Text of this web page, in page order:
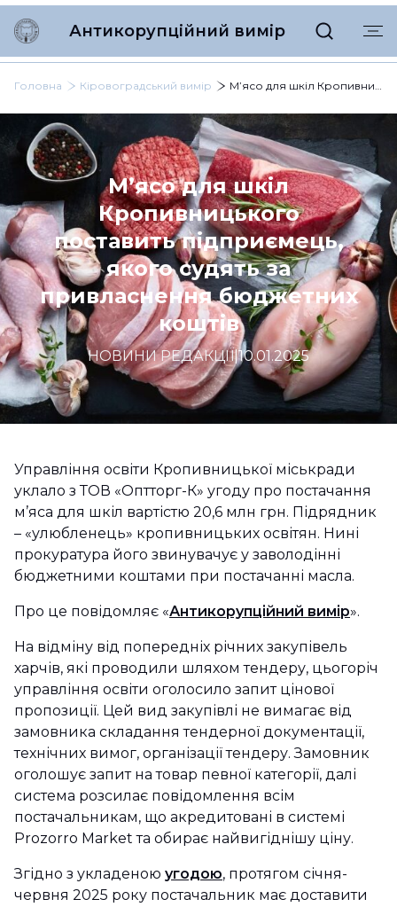
Антикорупційний вимір
Головна Кіровоградський вимір М’ясо для шкіл Кропивницького поставить підприємець, якого судять за привласнення бюджетних коштів
М’ясо для шкіл
Кропивницького
поставить підприємець,
якого судять за
привласнення бюджетних
коштів
НОВИНИ РЕДАКЦІЇ|10.01.2025
Управління освіти Кропивницької міськради
уклало з ТОВ «Оптторг-К» угоду про постачання
м’яса для шкіл вартістю 20,6 млн грн. Підрядник
– «улюбленець» кропивницьких освітян. Нині
прокуратура його звинувачує у заволодінні
бюджетними коштами при постачанні масла.
Про це повідомляє «Антикорупційний вимір».
На відміну від попередніх річних закупівель
харчів, які проводили шляхом тендеру, цьогоріч
управління освіти оголосило запит цінової
пропозиції. Цей вид закупівлі не вимагає від
замовника складання тендерної документації,
технічних вимог, організації тендеру. Замовник
оголошує запит на товар певної категорії, далі
система розсилає повідомлення всім
постачальникам, що акредитовані в системі
Prozorro Market та обирає найвигіднішу ціну.
Згідно з укладеною угодою, протягом січня-
червня 2025 року постачальник має доставити